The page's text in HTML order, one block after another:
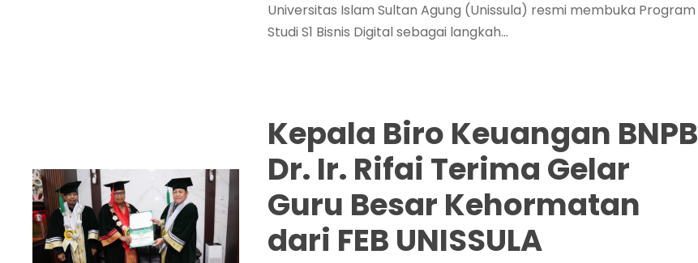
Universitas Islam Sultan Agung (Unissula) resmi membuka Program
Studi S1 Bisnis Digital sebagai langkah...
Kepala Biro Keuangan BNPB
Dr. Ir. Rifai Terima Gelar
Guru Besar Kehormatan
dari FEB UNISSULA